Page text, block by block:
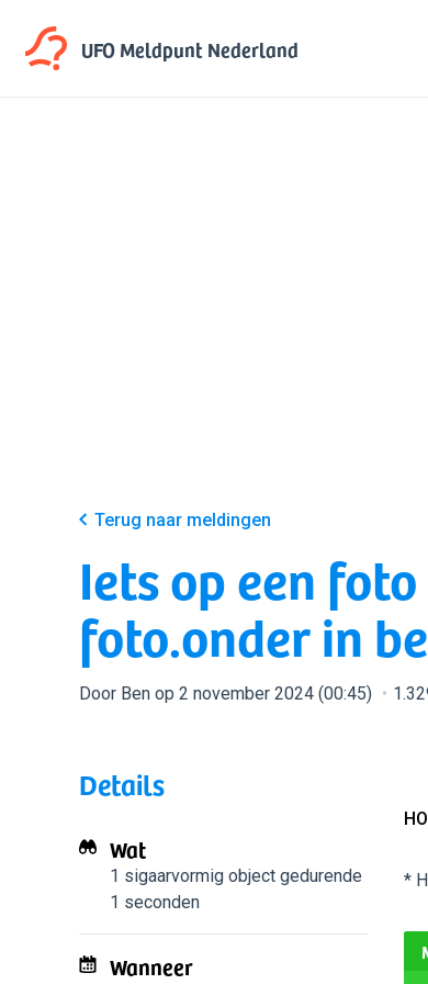
UFO MeldpuntNederland
Terug naar meldingen
Iets op een
foto.onder in
Door Ben op 2 november 2024 (00:45)
Details
Wat
1 sigaarvormig object gedurende
1 seconden
Wanneer
*